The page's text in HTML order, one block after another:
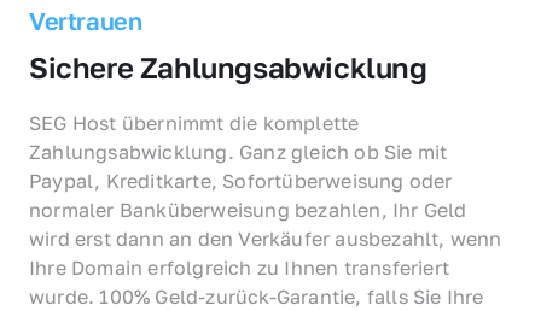
Vertrauen
Sichere Zahlungsabwicklung
SEG Host übernimmt die komplette
Zahlungsabwicklung. Ganz gleich ob Sie mit
Paypal, Kreditkarte, Sofortüberweisung oder
normaler Banküberweisung bezahlen, Ihr Geld
wird erst dann an den Verkäufer ausbezahlt, wenn
Ihre Domain erfolgreich zu Ihnen transferiert
wurde. 100% Geld-zurück-Garantie, falls Sie Ihre